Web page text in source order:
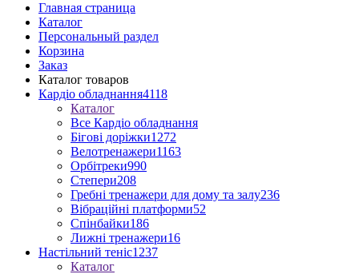
Главная страница
Каталог
Персональный раздел
Корзина
Заказ
Каталог товаров
Кардіо обладнання4118
Каталог
Все Кардіо обладнання
Бігові доріжки1272
Велотренажери1163
Орбітреки990
Степери208
Гребні тренажери для дому та залу236
Вібраційні платформи52
Спінбайки186
Лижні тренажери16
Настільний теніс1237
Каталог